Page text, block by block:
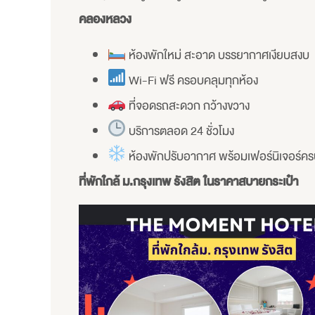
คลองหลวง
ห้องพักใหม่ สะอาด บรรยากาศเงียบสงบ
Wi-Fi ฟรี ครอบคลุมทุกห้อง
ที่จอดรถสะดวก กว้างขวาง
บริการตลอด 24 ชั่วโมง
ห้องพักปรับอากาศ พร้อมเฟอร์นิเจอร์ค
ที่พักใกล้ ม.กรุงเทพ รังสิต ในราคาสบายกระเป๋า